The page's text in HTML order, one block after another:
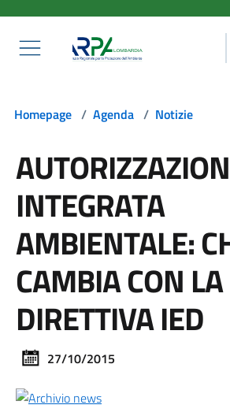
Homepage / Agenda / Notizie
INTEGRATA
AMBIENTALE:
CAMBIA CON
DIRETTIVA IED
27/10/2015